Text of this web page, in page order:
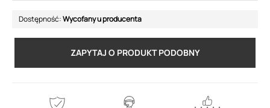
Dostępność:Wycofany u producenta
ZAPYTAJ O PRODUKT PODOBNY